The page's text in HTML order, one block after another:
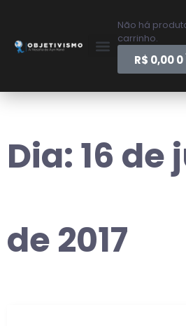
Não há
carrinho.
R$ 0,00 0
Dia:16 de
de 2017